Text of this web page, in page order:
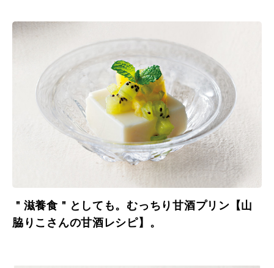
＂滋養食＂としても。むっちり甘酒プリン【山
脇りこさんの甘酒レシピ】。